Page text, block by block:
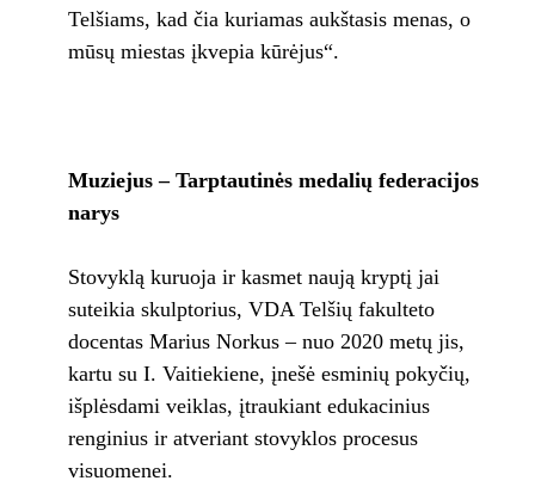
Telšiams, kad čia kuriamas aukštasis menas, o
mūsų miestas įkvepia kūrėjus“.
Muziejus – Tarptautinės medalių federacijos
narys
Stovyklą kuruoja ir kasmet naują kryptį jai
suteikia skulptorius, VDA Telšių fakulteto
docentas Marius Norkus – nuo 2020 metų jis,
kartu su I. Vaitiekiene, įnešė esminių pokyčių,
išplėsdami veiklas, įtraukiant edukacinius
renginius ir atveriant stovyklos procesus
visuomenei.